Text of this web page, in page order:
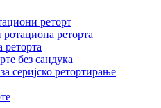
реторт
реторта
без сандука
серијско ретортирање